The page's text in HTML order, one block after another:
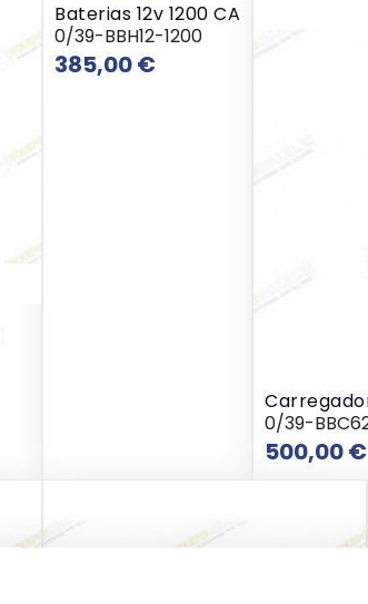
Baterias 12v 1200 CA
0/39-BBH12-1200
385,00 €
0/39-
500,00 €